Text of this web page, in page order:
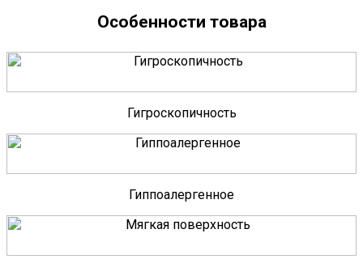
Особенности товара
Гигроскопичность
Гиппоалергенное